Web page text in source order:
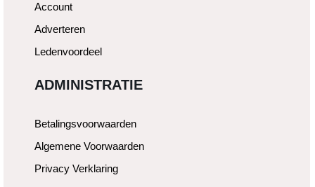
Account
Adverteren
Ledenvoordeel
ADMINISTRATIE
Betalingsvoorwaarden
Algemene Voorwaarden
Privacy Verklaring